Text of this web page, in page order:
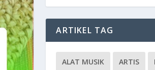
ARTIKEL TAG
ALAT MUSIK ARTIS